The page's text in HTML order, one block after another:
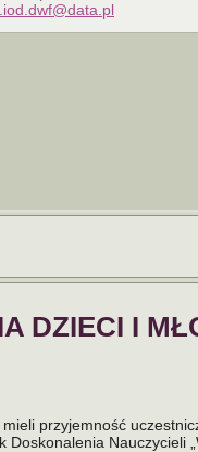
DZIECI I
przyjemność
Doskonalenia Nauczycieli